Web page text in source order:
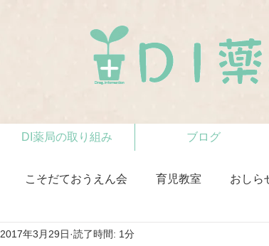
DI薬局の取り組み ブログ
こそだておうえん会 育児教室 おしら
2017年3月29日 読了時間: 1分